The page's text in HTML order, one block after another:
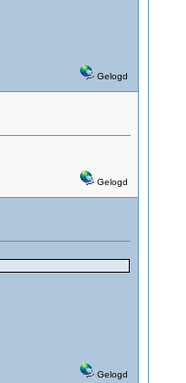
Gelogd
Gelogd
Gelogd